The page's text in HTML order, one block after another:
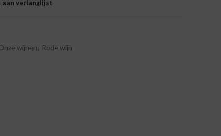
aan verlanglijst
wijnen , Rode wijn